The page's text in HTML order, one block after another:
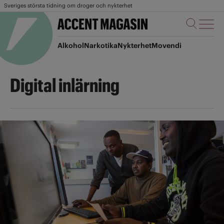
Sveriges största tidning om droger och nykterhet
AlkoholNarkotikaNykterhetMovendi
Digital inlärning